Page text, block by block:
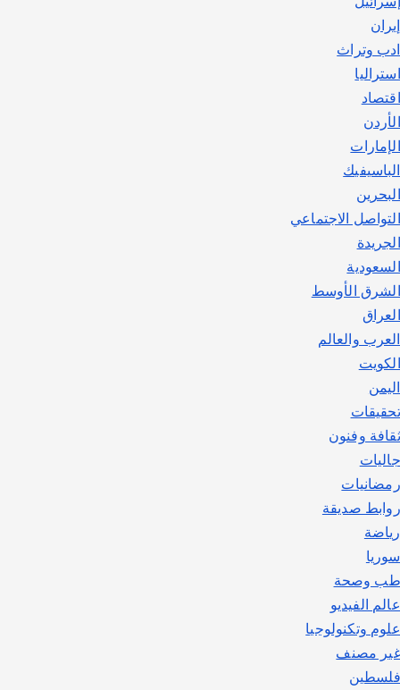
إيران
ادب وتراث
استراليا
اقتصاد
الأردن
الإمارات
الباسيفيك
البحرين
التواصل الاجتماعي
الجريدة
السعودية
الشرق الأوسط
العراق
العرب والعالم
الكويت
اليمن
تحقيقات
ثقافة وفنون
جاليات
رمضانيات
روابط صديقة
رياضة
سوريا
طب وصحة
عالم الفيديو
علوم وتكنولوجيا
غير مصنف
فلسطين